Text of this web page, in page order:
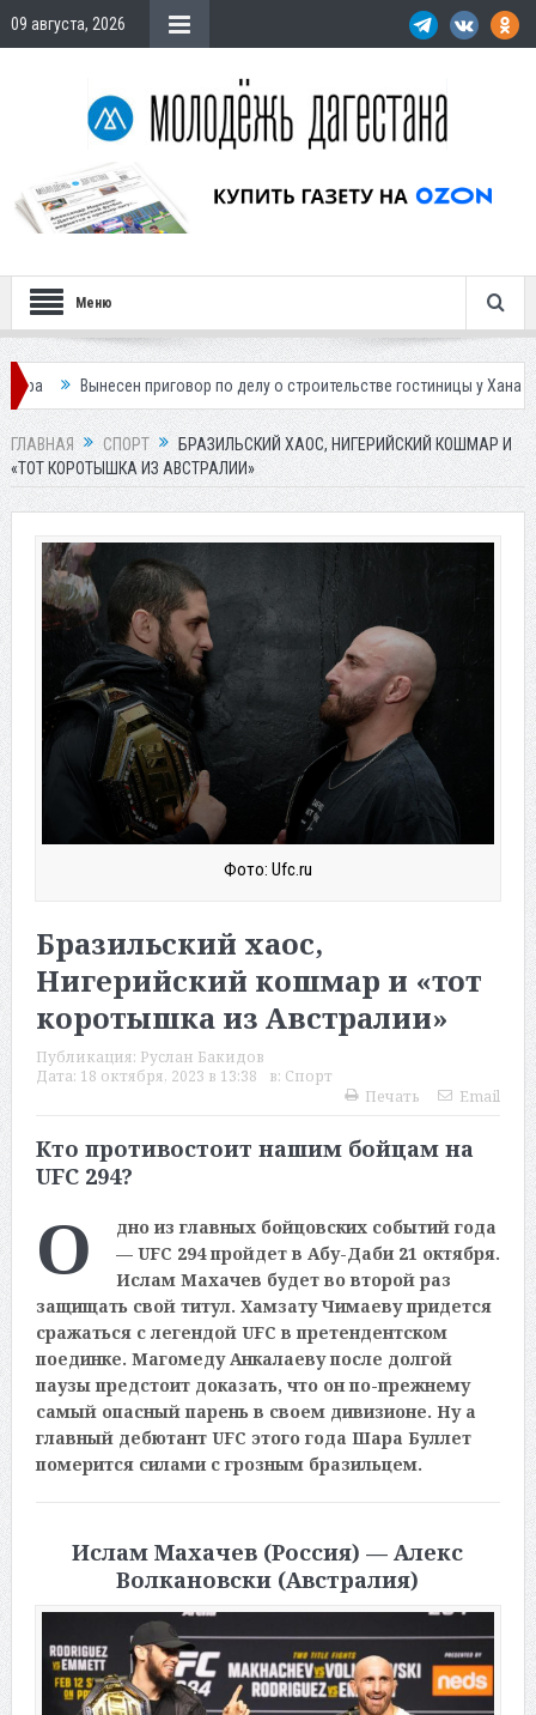
09 августа, 2026
Меню
по делу о строительстве гостиницы у Ханагского водопада
ГЛАВНАЯ СПОРТ
БРАЗИЛЬСКИЙ ХАОС, НИГЕРИЙСКИЙ КОШМАР И
«ТОТ КОРОТЫШКА ИЗ АВСТРАЛИИ»
Фото: Ufc.ru
Бразильский хаос,
Нигерийский кошмар и «тот
коротышка из Австралии»
Публикация: Руслан Бакидов
Дата: 18 октября, 2023 в 13:38 в: Спорт
Печать
Email
Кто противостоит нашим бойцам на
UFC294?
О
дно из главных бойцовских событий года
— UFC 294 пройдет в Абу-Даби 21 октября.
Ислам Махачев будет во второй раз
защищать свой титул. Хамзату Чимаеву придется
сражаться с легендой UFC в претендентском
поединке. Магомеду Анкалаеву после долгой
паузы предстоит доказать, что он по-прежнему
самый опасный парень в своем дивизионе. Ну а
главный дебютант UFC этого года Шара Буллет
померится силами с грозным бразильцем.
Ислам Махачев (Россия) — Алекс
Волкановски (Австралия)